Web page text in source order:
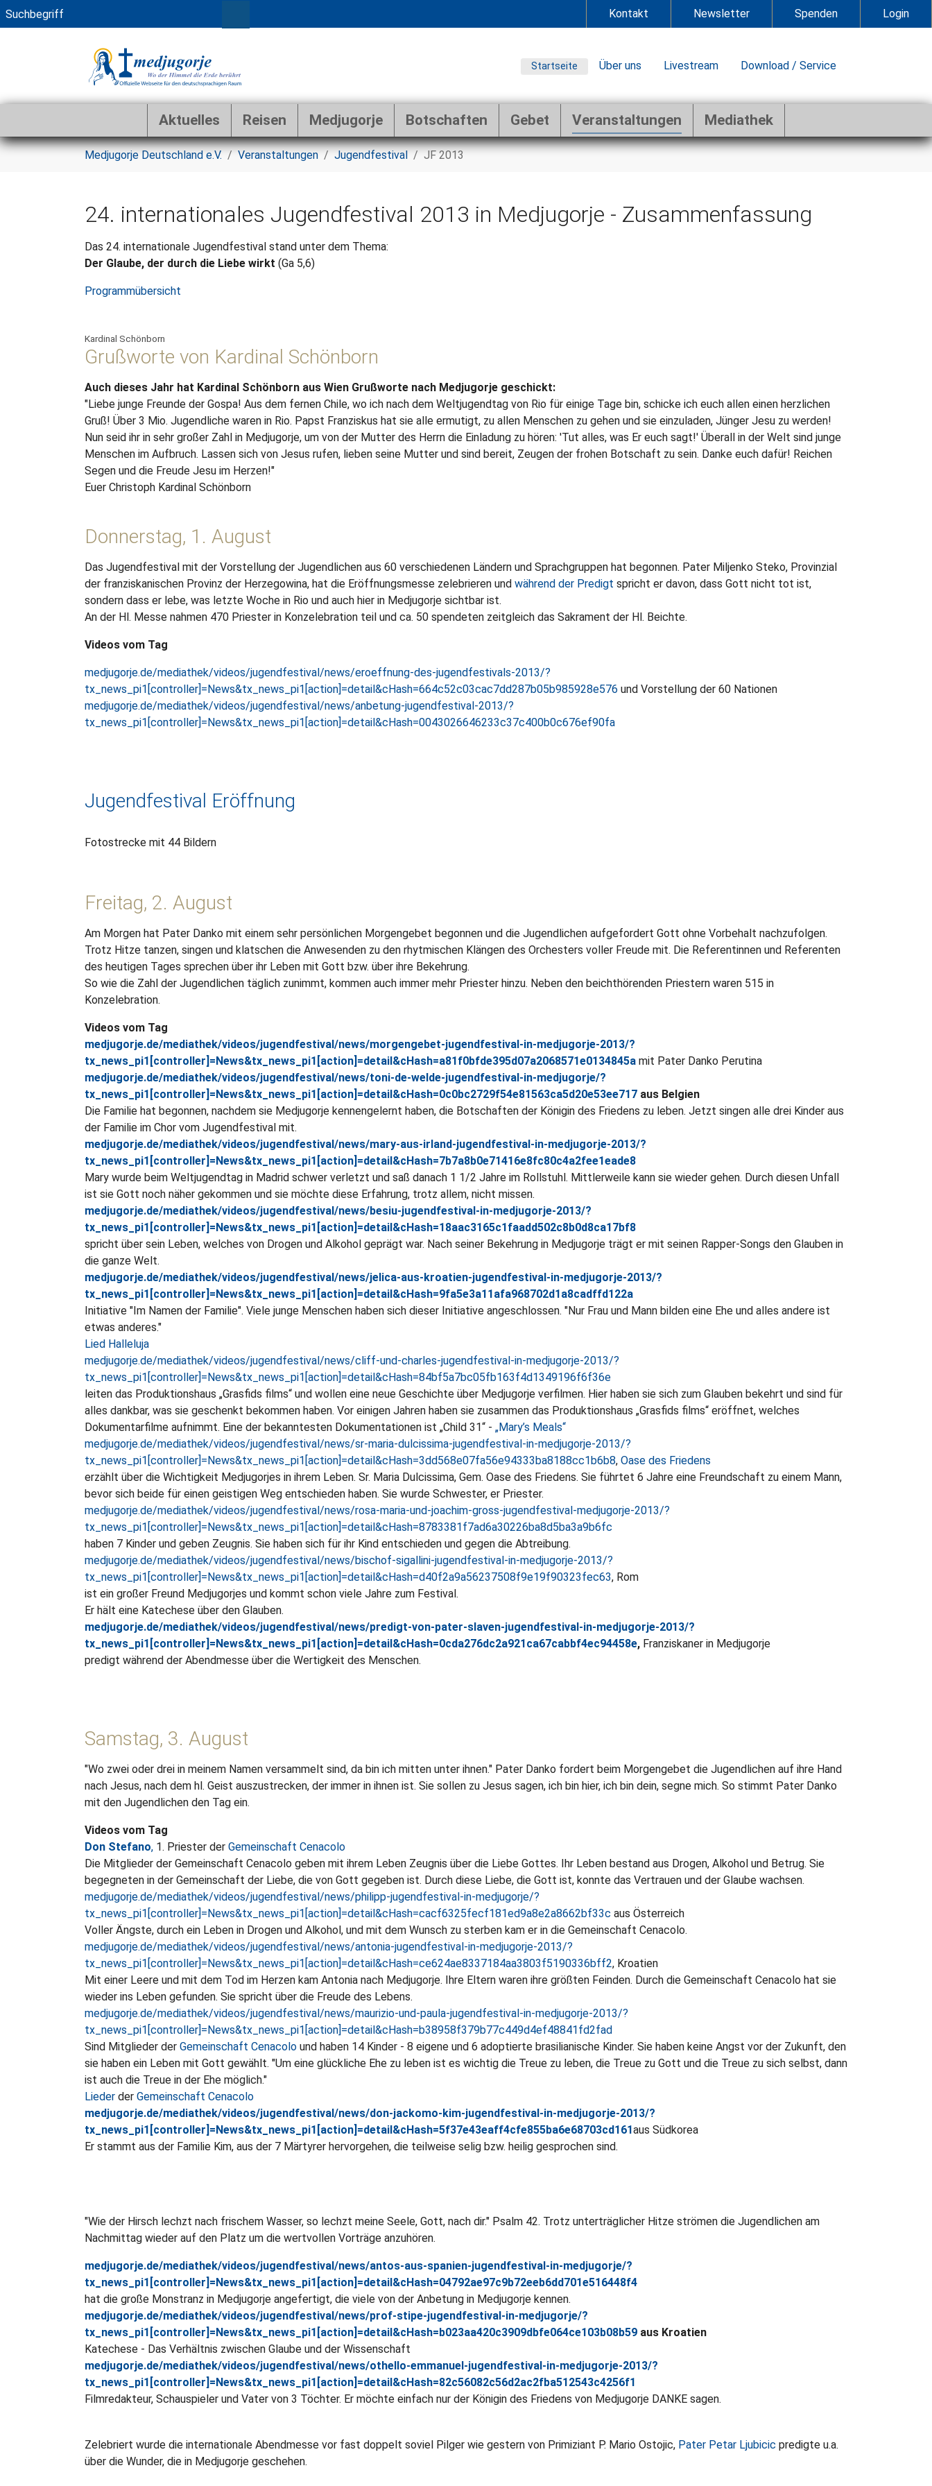
Zum Hauptinhalt springen
Kontakt Newsletter Spenden Login
Startseite Über uns Livestream Download / Service
Aktuelles Reisen Medjugorje Botschaften Gebet Veranstaltungen Mediathek
Sie sind hier:
Medjugorje Deutschland e.V. Veranstaltungen Jugendfestival JF 2013
24. internationales Jugendfestival 2013 in Medjugorje - Zusammenfassung
Das 24. internationale Jugendfestival stand unter dem Thema:
Der Glaube, der durch die Liebe wirkt (Ga 5,6)
Programmübersicht
Kardinal Schönborn
Grußworte von Kardinal Schönborn
Auch dieses Jahr hat Kardinal Schönborn aus Wien Grußworte nach Medjugorje geschickt:
"Liebe junge Freunde der Gospa! Aus dem fernen Chile, wo ich nach dem Weltjugendtag von Rio für einige Tage bin, schicke ich euch allen einen herzlichen
Gruß! Über 3 Mio. Jugendliche waren in Rio. Papst Franziskus hat sie alle ermutigt, zu allen Menschen zu gehen und sie einzuladen, Jünger Jesu zu werden!
Nun seid ihr in sehr großer Zahl in Medjugorje, um von der Mutter des Herrn die Einladung zu hören: 'Tut alles, was Er euch sagt!' Überall in der Welt sind junge
Menschen im Aufbruch. Lassen sich von Jesus rufen, lieben seine Mutter und sind bereit, Zeugen der frohen Botschaft zu sein. Danke euch dafür! Reichen
Segen und die Freude Jesu im Herzen!"
Euer Christoph Kardinal Schönborn
Donnerstag, 1. August
Das Jugendfestival mit der Vorstellung der Jugendlichen aus 60 verschiedenen Ländern und Sprachgruppen hat begonnen. Pater Miljenko Steko, Provinzial
der franziskanischen Provinz der Herzegowina, hat die Eröffnungsmesse zelebrieren und während der Predigt spricht er davon, dass Gott nicht tot ist,
sondern dass er lebe, was letzte Woche in Rio und auch hier in Medjugorje sichtbar ist.
An der Hl. Messe nahmen 470 Priester in Konzelebration teil und ca. 50 spendeten zeitgleich das Sakrament der Hl. Beichte.
Videos vom Tag
medjugorje.de/mediathek/videos/jugendfestival/news/eroeffnung-des-jugendfestivals-2013/?
tx_news_pi1[controller]=News&tx_news_pi1[action]=detail&cHash=664c52c03cac7dd287b05b985928e576 und Vorstellung der 60 Nationen
medjugorje.de/mediathek/videos/jugendfestival/news/anbetung-jugendfestival-2013/?
tx_news_pi1[controller]=News&tx_news_pi1[action]=detail&cHash=0043026646233c37c400b0c676ef90fa
Jugendfestival Eröffnung
Fotostrecke mit 44 Bildern
Freitag, 2. August
Am Morgen hat Pater Danko mit einem sehr persönlichen Morgengebet begonnen und die Jugendlichen aufgefordert Gott ohne Vorbehalt nachzufolgen.
Trotz Hitze tanzen, singen und klatschen die Anwesenden zu den rhytmischen Klängen des Orchesters voller Freude mit. Die Referentinnen und Referenten
des heutigen Tages sprechen über ihr Leben mit Gott bzw. über ihre Bekehrung.
So wie die Zahl der Jugendlichen täglich zunimmt, kommen auch immer mehr Priester hinzu. Neben den beichthörenden Priestern waren 515 in
Konzelebration.
Videos vom Tag
medjugorje.de/mediathek/videos/jugendfestival/news/morgengebet-jugendfestival-in-medjugorje-2013/?
tx_news_pi1[controller]=News&tx_news_pi1[action]=detail&cHash=a81f0bfde395d07a2068571e0134845a mit Pater Danko Perutina
medjugorje.de/mediathek/videos/jugendfestival/news/toni-de-welde-jugendfestival-in-medjugorje/?
tx_news_pi1[controller]=News&tx_news_pi1[action]=detail&cHash=0c0bc2729f54e81563ca5d20e53ee717 aus Belgien
Die Familie hat begonnen, nachdem sie Medjugorje kennengelernt haben, die Botschaften der Königin des Friedens zu leben. Jetzt singen alle drei Kinder aus
der Familie im Chor vom Jugendfestival mit.
medjugorje.de/mediathek/videos/jugendfestival/news/mary-aus-irland-jugendfestival-in-medjugorje-2013/?
tx_news_pi1[controller]=News&tx_news_pi1[action]=detail&cHash=7b7a8b0e71416e8fc80c4a2fee1eade8
Mary wurde beim Weltjugendtag in Madrid schwer verletzt und saß danach 1 1/2 Jahre im Rollstuhl. Mittlerweile kann sie wieder gehen. Durch diesen Unfall
ist sie Gott noch näher gekommen und sie möchte diese Erfahrung, trotz allem, nicht missen.
medjugorje.de/mediathek/videos/jugendfestival/news/besiu-jugendfestival-in-medjugorje-2013/?
tx_news_pi1[controller]=News&tx_news_pi1[action]=detail&cHash=18aac3165c1faadd502c8b0d8ca17bf8
spricht über sein Leben, welches von Drogen und Alkohol geprägt war. Nach seiner Bekehrung in Medjugorje trägt er mit seinen Rapper-Songs den Glauben in
die ganze Welt.
medjugorje.de/mediathek/videos/jugendfestival/news/jelica-aus-kroatien-jugendfestival-in-medjugorje-2013/?
tx_news_pi1[controller]=News&tx_news_pi1[action]=detail&cHash=9fa5e3a11afa968702d1a8cadffd122a
Initiative "Im Namen der Familie". Viele junge Menschen haben sich dieser Initiative angeschlossen. "Nur Frau und Mann bilden eine Ehe und alles andere ist
etwas anderes."
Lied Halleluja
medjugorje.de/mediathek/videos/jugendfestival/news/cliff-und-charles-jugendfestival-in-medjugorje-2013/?
tx_news_pi1[controller]=News&tx_news_pi1[action]=detail&cHash=84bf5a7bc05fb163f4d1349196f6f36e
leiten das Produktionshaus „Grasfids films“ und wollen eine neue Geschichte über Medjugorje verfilmen. Hier haben sie sich zum Glauben bekehrt und sind für
alles dankbar, was sie geschenkt bekommen haben. Vor einigen Jahren haben sie zusammen das Produktionshaus „Grasfids films“ eröffnet, welches
Dokumentarfilme aufnimmt. Eine der bekanntesten Dokumentationen ist „Child 31“ - „Mary’s Meals“
medjugorje.de/mediathek/videos/jugendfestival/news/sr-maria-dulcissima-jugendfestival-in-medjugorje-2013/?
tx_news_pi1[controller]=News&tx_news_pi1[action]=detail&cHash=3dd568e07fa56e94333ba8188cc1b6b8, Oase des Friedens
erzählt über die Wichtigkeit Medjugorjes in ihrem Leben. Sr. Maria Dulcissima, Gem. Oase des Friedens. Sie führtet 6 Jahre eine Freundschaft zu einem Mann,
bevor sich beide für einen geistigen Weg entschieden haben. Sie wurde Schwester, er Priester.
medjugorje.de/mediathek/videos/jugendfestival/news/rosa-maria-und-joachim-gross-jugendfestival-medjugorje-2013/?
tx_news_pi1[controller]=News&tx_news_pi1[action]=detail&cHash=8783381f7ad6a30226ba8d5ba3a9b6fc
haben 7 Kinder und geben Zeugnis. Sie haben sich für ihr Kind entschieden und gegen die Abtreibung.
medjugorje.de/mediathek/videos/jugendfestival/news/bischof-sigallini-jugendfestival-in-medjugorje-2013/?
tx_news_pi1[controller]=News&tx_news_pi1[action]=detail&cHash=d40f2a9a56237508f9e19f90323fec63, Rom
ist ein großer Freund Medjugorjes und kommt schon viele Jahre zum Festival.
Er hält eine Katechese über den Glauben.
medjugorje.de/mediathek/videos/jugendfestival/news/predigt-von-pater-slaven-jugendfestival-in-medjugorje-2013/?
tx_news_pi1[controller]=News&tx_news_pi1[action]=detail&cHash=0cda276dc2a921ca67cabbf4ec94458e, Franziskaner in Medjugorje
predigt während der Abendmesse über die Wertigkeit des Menschen.
Samstag, 3. August
"Wo zwei oder drei in meinem Namen versammelt sind, da bin ich mitten unter ihnen." Pater Danko fordert beim Morgengebet die Jugendlichen auf ihre Hand
nach Jesus, nach dem hl. Geist auszustrecken, der immer in ihnen ist. Sie sollen zu Jesus sagen, ich bin hier, ich bin dein, segne mich. So stimmt Pater Danko
mit den Jugendlichen den Tag ein.
Videos vom Tag
Don Stefano, 1. Priester der Gemeinschaft Cenacolo
Die Mitglieder der Gemeinschaft Cenacolo geben mit ihrem Leben Zeugnis über die Liebe Gottes. Ihr Leben bestand aus Drogen, Alkohol und Betrug. Sie
begegneten in der Gemeinschaft der Liebe, die von Gott gegeben ist. Durch diese Liebe, die Gott ist, konnte das Vertrauen und der Glaube wachsen.
medjugorje.de/mediathek/videos/jugendfestival/news/philipp-jugendfestival-in-medjugorje/?
tx_news_pi1[controller]=News&tx_news_pi1[action]=detail&cHash=cacf6325fecf181ed9a8e2a8662bf33c aus Österreich
Voller Ängste, durch ein Leben in Drogen und Alkohol, und mit dem Wunsch zu sterben kam er in die Gemeinschaft Cenacolo.
medjugorje.de/mediathek/videos/jugendfestival/news/antonia-jugendfestival-in-medjugorje-2013/?
tx_news_pi1[controller]=News&tx_news_pi1[action]=detail&cHash=ce624ae8337184aa3803f5190336bff2, Kroatien
Mit einer Leere und mit dem Tod im Herzen kam Antonia nach Medjugorje. Ihre Eltern waren ihre größten Feinden. Durch die Gemeinschaft Cenacolo hat sie
wieder ins Leben gefunden. Sie spricht über die Freude des Lebens.
medjugorje.de/mediathek/videos/jugendfestival/news/maurizio-und-paula-jugendfestival-in-medjugorje-2013/?
tx_news_pi1[controller]=News&tx_news_pi1[action]=detail&cHash=b38958f379b77c449d4ef48841fd2fad
Sind Mitglieder der Gemeinschaft Cenacolo und haben 14 Kinder - 8 eigene und 6 adoptierte brasilianische Kinder. Sie haben keine Angst vor der Zukunft, den
sie haben ein Leben mit Gott gewählt. "Um eine glückliche Ehe zu leben ist es wichtig die Treue zu leben, die Treue zu Gott und die Treue zu sich selbst, dann
ist auch die Treue in der Ehe möglich."
Lieder der Gemeinschaft Cenacolo
medjugorje.de/mediathek/videos/jugendfestival/news/don-jackomo-kim-jugendfestival-in-medjugorje-2013/?
tx_news_pi1[controller]=News&tx_news_pi1[action]=detail&cHash=5f37e43eaff4cfe855ba6e68703cd161aus Südkorea
Er stammt aus der Familie Kim, aus der 7 Märtyrer hervorgehen, die teilweise selig bzw. heilig gesprochen sind.
"Wie der Hirsch lechzt nach frischem Wasser, so lechzt meine Seele, Gott, nach dir." Psalm 42. Trotz unterträglicher Hitze strömen die Jugendlichen am
Nachmittag wieder auf den Platz um die wertvollen Vorträge anzuhören.
medjugorje.de/mediathek/videos/jugendfestival/news/antos-aus-spanien-jugendfestival-in-medjugorje/?
tx_news_pi1[controller]=News&tx_news_pi1[action]=detail&cHash=04792ae97c9b72eeb6dd701e516448f4
hat die große Monstranz in Medjugorje angefertigt, die viele von der Anbetung in Medjugorje kennen.
medjugorje.de/mediathek/videos/jugendfestival/news/prof-stipe-jugendfestival-in-medjugorje/?
tx_news_pi1[controller]=News&tx_news_pi1[action]=detail&cHash=b023aa420c3909dbfe064ce103b08b59 aus Kroatien
Katechese - Das Verhältnis zwischen Glaube und der Wissenschaft
medjugorje.de/mediathek/videos/jugendfestival/news/othello-emmanuel-jugendfestival-in-medjugorje-2013/?
tx_news_pi1[controller]=News&tx_news_pi1[action]=detail&cHash=82c56082c56d2ac2fba512543c4256f1
Filmredakteur, Schauspieler und Vater von 3 Töchter. Er möchte einfach nur der Königin des Friedens von Medjugorje DANKE sagen.
Zelebriert wurde die internationale Abendmesse vor fast doppelt soviel Pilger wie gestern von Primiziant P. Mario Ostojic, Pater Petar Ljubicic predigte u.a.
über die Wunder, die in Medjugorje geschehen.